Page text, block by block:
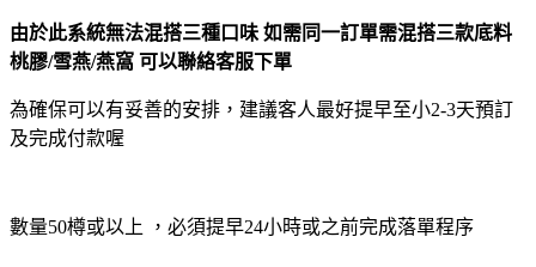
由於此系統無法混搭三種口味 如需同一訂單需混搭三款底料
桃膠/雪燕/燕窩 可以聯絡客服下單
為確保可以有妥善的安排，建議客人最好提早至小2-3天預訂
及完成付款喔
數量50樽或以上 ，必須提早24小時或之前完成落單程序